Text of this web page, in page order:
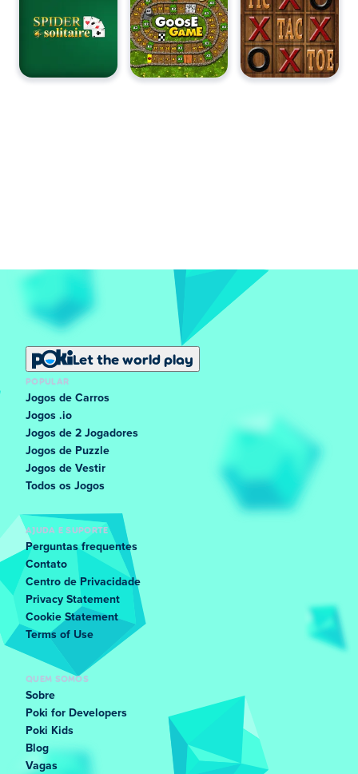
Let the world play
POPULAR
Jogos de Carros
Jogos .io
Jogos de 2 Jogadores
Jogos de Puzzle
Jogos de Vestir
Todos os Jogos
AJUDA E SUPORTE
Perguntas frequentes
Contato
Centro de Privacidade
Privacy Statement
Cookie Statement
Terms of Use
QUEM SOMOS
Sobre
Poki for Developers
Poki Kids
Blog
Vagas